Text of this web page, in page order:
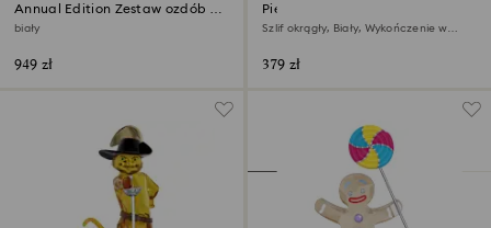
Annual Edition Zestaw ozdób 3D
2026
biały
949 zł
Pierścionek Matrix Vittore
Szlif okrągły, Biały, Wykończenie w
379 zł